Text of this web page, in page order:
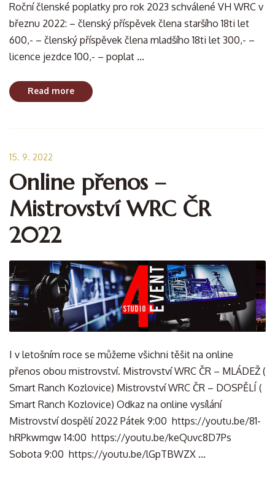
Roční členské poplatky pro rok 2023 schválené VH WRC v
březnu 2022: – členský příspěvek člena staršího 18ti let
600,- – členský příspěvek člena mladšího 18ti let 300,- –
licence jezdce 100,- – poplat ...
Read more
15. 9. 2022
Online přenos –
Mistrovství WRC ČR
2022
I v letošním roce se můžeme všichni těšit na online
přenos obou mistrovství. Mistrovství WRC ČR – MLÁDEŽ (
Smart Ranch Kozlovice) Mistrovství WRC ČR – DOSPĚLÍ (
Smart Ranch Kozlovice) Odkaz na online vysílání
Mistrovství dospělí 2022 Pátek 9:00 https://youtu.be/81-
hRPkwmgw 14:00 https://youtu.be/keQuvc8D7Ps
Sobota 9:00 https://youtu.be/lGpTBWZX ...